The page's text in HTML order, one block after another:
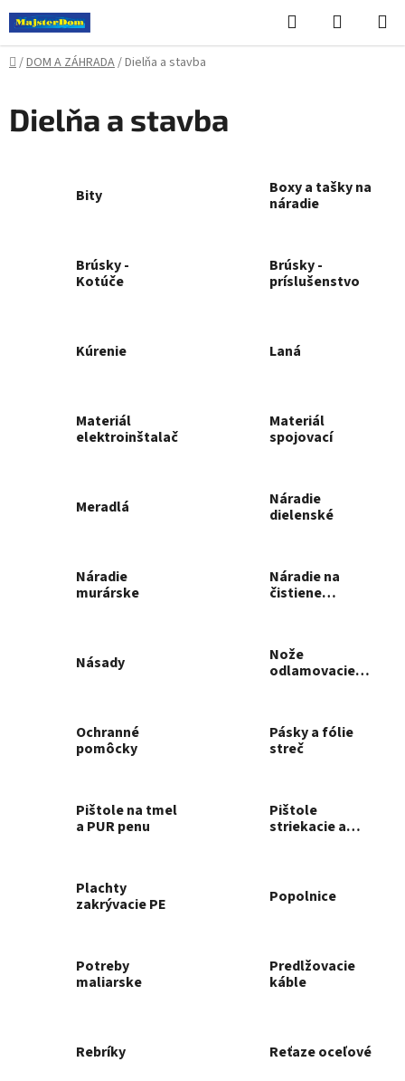
Prejsť
na
obsah
Hľadať
KOŠÍK
Domov
/DOM A ZÁHRADA/Dielňa a stavba
Dielňa a stavba
Bity
Boxy a tašky na
náradie
Brúsky -
Kotúče
Brúsky -
príslušenstvo
Kúrenie Laná
Materiál
elektroinštalačný
Materiál
spojovací
Meradlá
Náradie
dielenské
Náradie
murárske
Náradie na
čistiene
Násady
Nože
odlamovacie,
Ochranné
pomôcky
Pásky a fólie
streč
Pištole na tmel
a PUR penu
Pištole
striekacie a
Plachty
zakrývacie PE
Popolnice
Potreby
maliarske
Predlžovacie
káble
Rebríky Reťaze oceľové